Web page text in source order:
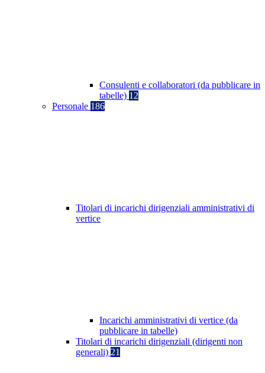
Consulenti e collaboratori (da pubblicare in
tabelle) 12
Personale 186
Titolari di incarichi dirigenziali amministrativi di
vertice
Incarichi amministrativi di vertice (da
pubblicare in tabelle)
Titolari di incarichi dirigenziali (dirigenti non
generali) 21